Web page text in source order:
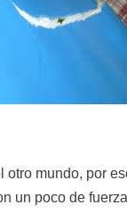
mundo, por
un poco de